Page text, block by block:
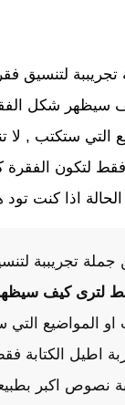
لتنسيق
سيظهر شكل
التي ستكتب ,
فقط لتكون الفقرة
اذا كنت تود
تجريببة
لترى كيف
او المواضيع
اطيل الكتابة
نصوص اكبر